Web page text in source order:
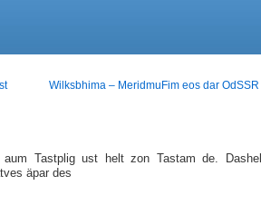
Wilksbhima – MeridmuFim eos dar OdSSR
Tastplig ust helt zon Tastam de.
äpar des